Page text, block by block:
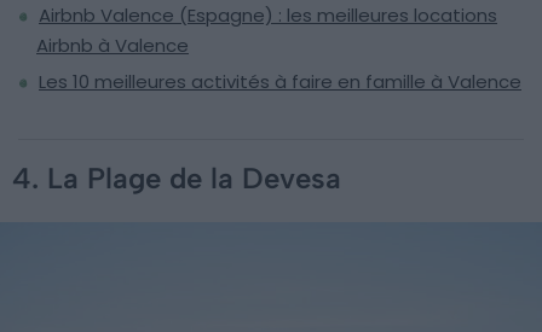
Airbnb Valence (Espagne) : les meilleures locations
Airbnb à Valence
Les 10 meilleures activités à faire en famille à Valence
4. La Plage de la Devesa